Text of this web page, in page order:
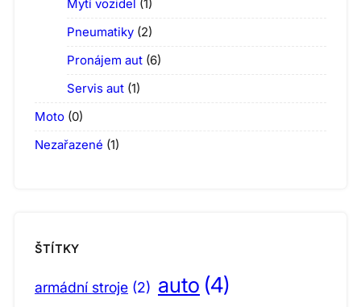
Mytí vozidel (1)
Pneumatiky (2)
Pronájem aut (6)
Servis aut (1)
Moto (0)
Nezařazené (1)
ŠTÍTKY
armádní stroje (2) auto (4)